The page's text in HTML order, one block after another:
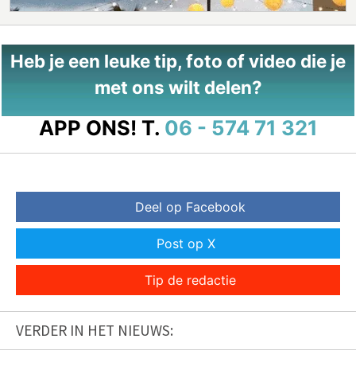
Heb je een leuke tip, foto of video die je
met ons wilt delen?
APP ONS! T. 06 - 574 71 321
Deel op Facebook
Post op X
Tip de redactie
VERDER IN HET NIEUWS: